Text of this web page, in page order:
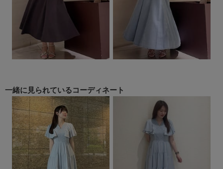
一緒に見られているコーディネート